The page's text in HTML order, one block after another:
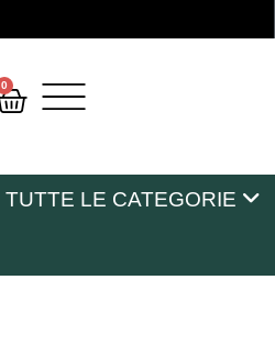
0
TUTTE LE CATEGORIE